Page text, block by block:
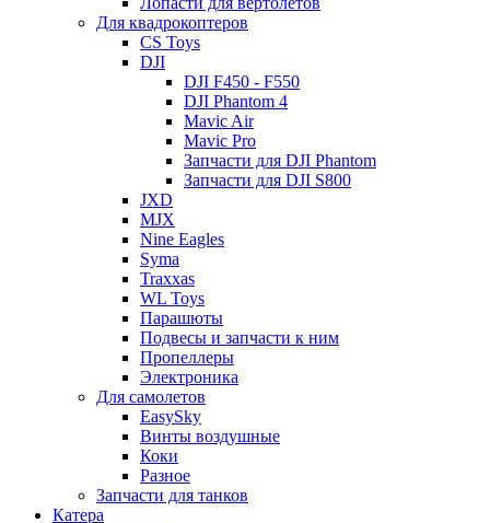
Для квадрокоптеров
CS Toys
DJI
DJI F450 - F550
DJI Phantom 4
Mavic Air
Mavic Pro
Запчасти для DJI Phantom
Запчасти для DJI S800
JXD
MJX
Nine Eagles
Syma
Traxxas
WL Toys
Парашюты
Подвесы и запчасти к ним
Пропеллеры
Электроника
Для самолетов
EasySky
Винты воздушные
Коки
Разное
Запчасти для танков
Катера